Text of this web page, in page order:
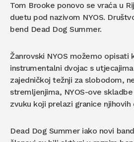
Tom Brooke ponovo se vraća u
duetu pod nazivom NYOS.
bend Dead Dog Summer.
Žanrovski NYOS možemo opisati
instrumentalni dvojac s
zajedničkoj težnji za slobodom,
stremljenjima, NYOS-ove
zvuku koji prelazi granice njihovih
Dead Dog Summer iako novi